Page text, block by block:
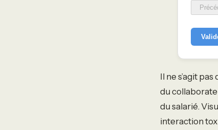
Il ne s’agit
du
du salarié.
interaction